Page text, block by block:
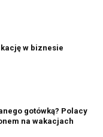
w biznesie
gotówką? Polacy
na wakacjach